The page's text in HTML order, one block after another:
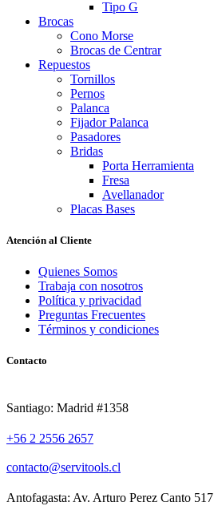
Tipo G
Brocas
Cono Morse
Brocas de Centrar
Repuestos
Tornillos
Pernos
Palanca
Fijador Palanca
Pasadores
Bridas
Porta Herramienta
Fresa
Avellanador
Placas Bases
Atención al Cliente
Quienes Somos
Trabaja con nosotros
Política y privacidad
Preguntas Frecuentes
Términos y condiciones
Contacto
Santiago: Madrid #1358
+56 2 2556 2657
contacto@servitools.cl
Antofagasta: Av. Arturo Perez Canto 517